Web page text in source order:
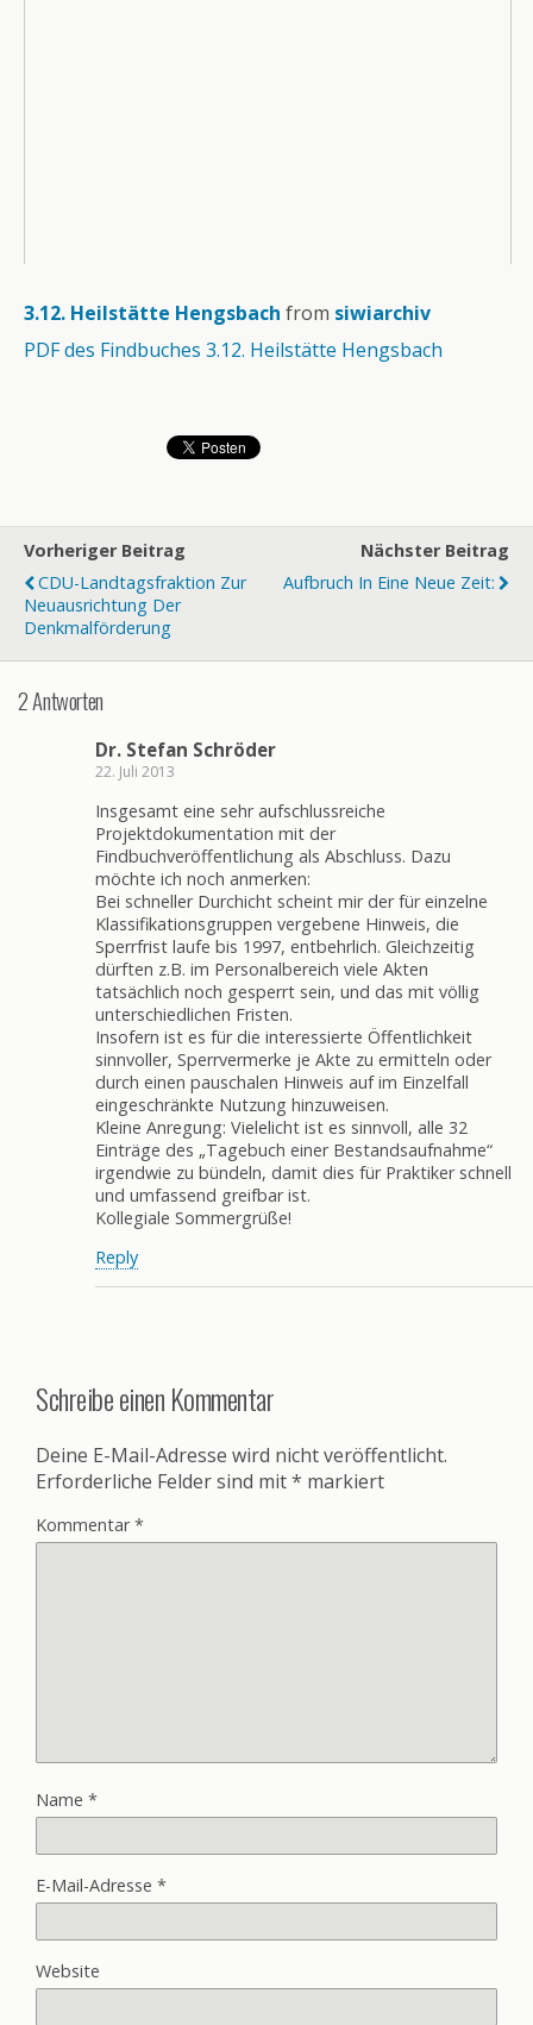
3.12. Heilstätte Hengsbach from siwiarchiv
PDF des Findbuches 3.12. Heilstätte Hengsbach
Vorheriger Beitrag
CDU-Landtagsfraktion Zur
Neuausrichtung Der
Denkmalförderung
Nächster Beitrag
Aufbruch In Eine Neue Zeit:
2 Antworten
Dr. Stefan Schröder
22. Juli 2013
Insgesamt eine sehr aufschlussreiche
Projektdokumentation mit der
Findbuchveröffentlichung als Abschluss. Dazu
möchte ich noch anmerken:
Bei schneller Durchicht scheint mir der für einzelne
Klassifikationsgruppen vergebene Hinweis, die
Sperrfrist laufe bis 1997, entbehrlich. Gleichzeitig
dürften z.B. im Personalbereich viele Akten
tatsächlich noch gesperrt sein, und das mit völlig
unterschiedlichen Fristen.
Insofern ist es für die interessierte Öffentlichkeit
sinnvoller, Sperrvermerke je Akte zu ermitteln oder
durch einen pauschalen Hinweis auf im Einzelfall
eingeschränkte Nutzung hinzuweisen.
Kleine Anregung: Vielelicht ist es sinnvoll, alle 32
Einträge des „Tagebuch einer Bestandsaufnahme“
irgendwie zu bündeln, damit dies für Praktiker schnell
und umfassend greifbar ist.
Kollegiale Sommergrüße!
Reply
Schreibe einen Kommentar
Deine E-Mail-Adresse wird nicht veröffentlicht.
Erforderliche Felder sind mit* markiert
Kommentar*
Name *
E-Mail-Adresse *
Website